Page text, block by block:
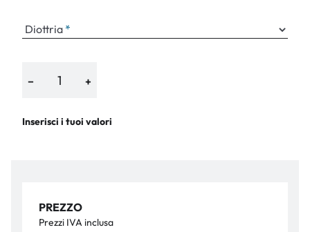
Diottria
− +
Inserisci i tuoi valori
PREZZO
Prezzi IVA inclusa